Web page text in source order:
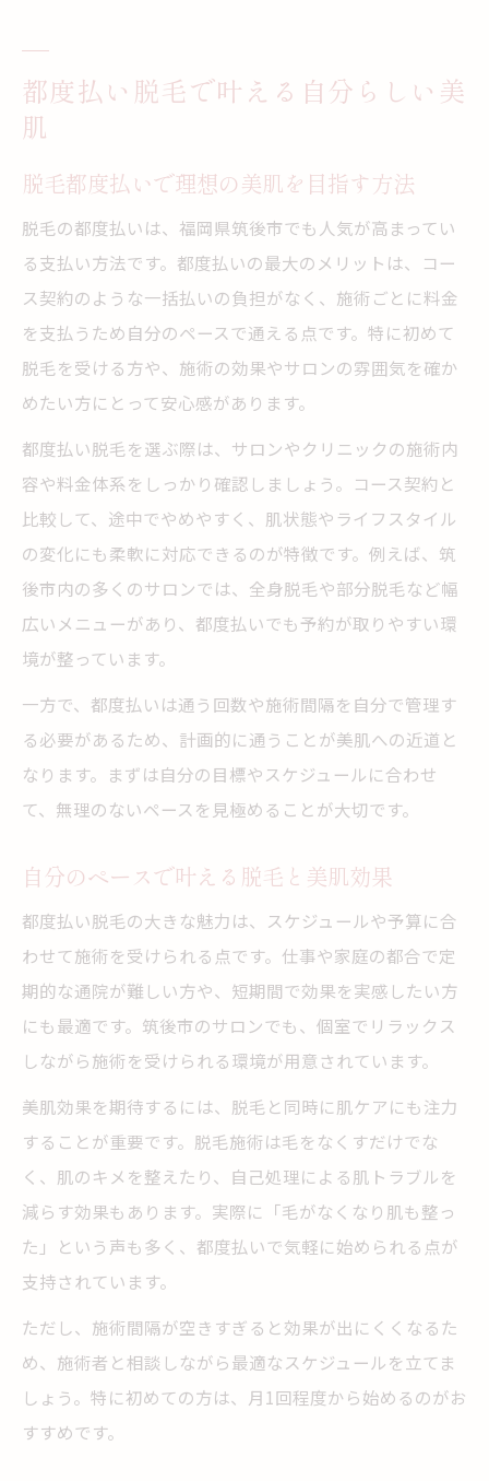
都度払い脱毛で叶える自分らしい美
肌
脱毛都度払いで理想の美肌を目指す方法
脱毛の都度払いは、福岡県筑後市でも人気が高まってい
る支払い方法です。都度払いの最大のメリットは、コー
ス契約のような一括払いの負担がなく、施術ごとに料金
を支払うため自分のペースで通える点です。特に初めて
脱毛を受ける方や、施術の効果やサロンの雰囲気を確か
めたい方にとって安心感があります。
都度払い脱毛を選ぶ際は、サロンやクリニックの施術内
容や料金体系をしっかり確認しましょう。コース契約と
比較して、途中でやめやすく、肌状態やライフスタイル
の変化にも柔軟に対応できるのが特徴です。例えば、筑
後市内の多くのサロンでは、全身脱毛や部分脱毛など幅
広いメニューがあり、都度払いでも予約が取りやすい環
境が整っています。
一方で、都度払いは通う回数や施術間隔を自分で管理す
る必要があるため、計画的に通うことが美肌への近道と
なります。まずは自分の目標やスケジュールに合わせ
て、無理のないペースを見極めることが大切です。
自分のペースで叶える脱毛と美肌効果
都度払い脱毛の大きな魅力は、スケジュールや予算に合
わせて施術を受けられる点です。仕事や家庭の都合で定
期的な通院が難しい方や、短期間で効果を実感したい方
にも最適です。筑後市のサロンでも、個室でリラックス
しながら施術を受けられる環境が用意されています。
美肌効果を期待するには、脱毛と同時に肌ケアにも注力
することが重要です。脱毛施術は毛をなくすだけでな
く、肌のキメを整えたり、自己処理による肌トラブルを
減らす効果もあります。実際に「毛がなくなり肌も整っ
た」という声も多く、都度払いで気軽に始められる点が
支持されています。
ただし、施術間隔が空きすぎると効果が出にくくなるた
め、施術者と相談しながら最適なスケジュールを立てま
しょう。特に初めての方は、月1回程度から始めるのがお
すすめです。